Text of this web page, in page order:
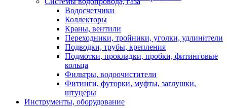
Водосчетчики
Коллекторы
Краны, вентили
Переходники, тройники, уголки, удлинители
Подводки, трубы, крепления
Подмотки, прокладки, пробки, фитинговые
кольца
Фильтры, водоочистители
Фитинги, футорки, муфты, заглушки,
штуцеры
Инструменты, оборудование